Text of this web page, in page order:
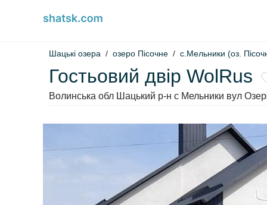
Шацькі озера озеро Пісочне с.Мельники (оз.
Гостьовий двір WolRus
Волинська обл Шацький р-н с Мельники вул